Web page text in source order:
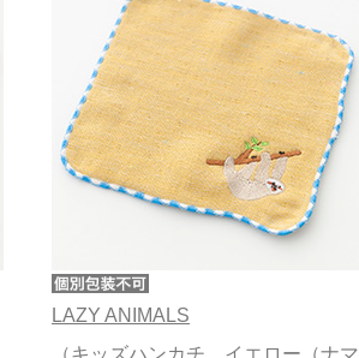
LAZY ANIMALS
（キッズハンカチ イエロー（ナマ